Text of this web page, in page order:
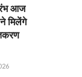
आज
मिलेंगे